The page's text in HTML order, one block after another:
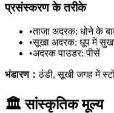
प्रसंस्करण के तरीके
•ताजा अदरक: धोने के
•सूखा अदरक: धूप में
•अदरक पाउडर: पीसें
भंडारण：ठंडी, सूखी जगह में
🏛️सांस्कृतिक मूल्य